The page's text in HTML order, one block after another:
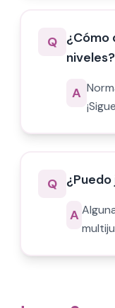
Q ¿Cómo
niveles?
A
Q
A